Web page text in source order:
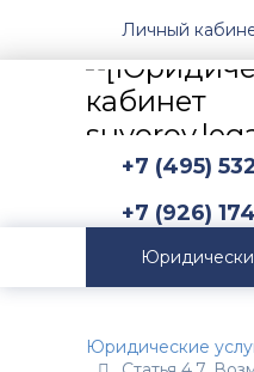
Личный
+7 (495)
+7 (926)
Юридические